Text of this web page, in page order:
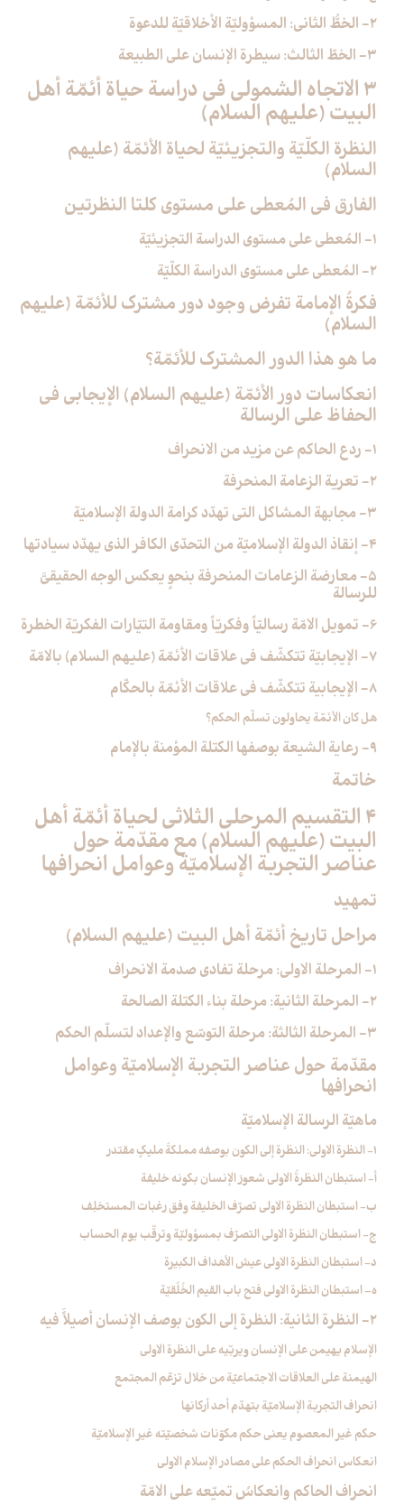
2- الخطُّ الثاني: المسؤوليّة الأخلاقيّة للدعوة
3- الخطّ الثالث: سيطرة الإنسان على الطبيعة
3 الاتجاه الشمولي في دراسة حياة أئمّة أهل
البيت (عليهم السلام)
النظرة الكلّيّة والتجزيئيّة لحياة الأئمّة (عليهم
السلام)
الفارق في المُعطى على مستوى كلتا النظرتين
1- المُعطى على مستوى الدراسة التجزيئيّة
2- المُعطى على مستوى الدراسة الكلّيّة
فكرةُ الإمامة تفرض وجود دور مشترك للأئمّة (عليهم
السلام)
ما هو هذا الدور المشترك للأئمّة؟
انعكاسات دور الأئمّة (عليهم السلام) الإيجابي في
الحفاظ على الرسالة
1- ردع الحاكم عن مزيد من الانحراف
2- تعرية الزعامة المنحرفة
3- مجابهة المشاكل التي تهدّد كرامة الدولة الإسلاميّة
4- إنقاذ الدولة الإسلاميّة من التحدّي الكافر الذي يهدّد سيادتها
5- معارضة الزعامات المنحرفة بنحوٍ يعكس الوجه الحقيقيَّ
للرسالة
6- تمويل الامّة رساليّاً وفكريّاً ومقاومة التيّارات الفكريّة الخطرة
7- الإيجابيّة تتكشّف في علاقات الأئمّة (عليهم السلام) بالامّة
8- الإيجابية تتكشّف في علاقات الأئمّة بالحكّام‏
هل كان الأئمّة يحاولون تسلّم‏ الحكم؟
9- رعاية الشيعة بوصفها الكتلة المؤمنة بالإمام‏
خاتمة
4 التقسيم المرحلي الثلاثي لحياة أئمّة أهل
البيت (عليهم السلام) مع مقدّمة حول
عناصر التجربة الإسلاميّة وعوامل انحرافها
تمهيد
مراحل تاريخ أئمّة أهل البيت (عليهم السلام)
1- المرحلة الاولى: مرحلة تفادي صدمة الانحراف
2- المرحلة الثانية: مرحلة بناء الكتلة الصالحة
3- المرحلة الثالثة: مرحلة التوسّع والإعداد لتسلّم الحكم
مقدّمة حول عناصر التجربة الإسلاميّة وعوامل
انحرافها
ماهيّة الرسالة الإسلاميّة
1- النظرة الاولى: النظرة إلى الكون بوصفه مملكةَ مليكٍ مقتدر
أ- استبطان النظرةُ الاولى شعورَ الإنسان بكونه خليفة
ب- استبطان النظرة الاولى تصرّف الخليفة وفق رغبات المستخلِف
ج- استبطان النظرة الاولى التصرّف بمسؤوليّة وترقّب يوم الحساب
د- استبطان النظرة الاولى عيش الأهداف الكبيرة
ه– استبطان النظرة الاولى فتح باب القيم الخُلُقيّة
2- النظرة الثانية: النظرة إلى الكون بوصف الإنسان أصيلَاً فيه
الإسلام يهيمن على الإنسان ويربّيه على النظرة الاولى
الهيمنة على العلاقات الاجتماعيّة من خلال تزعّم المجتمع
انحراف التجربة الإسلاميّة بتهدّم أحد أركانها
حكم غير المعصوم يعني حكم مكوّنات شخصيّته غير الإسلاميّة
انعكاس انحراف الحكم على مصادر الإسلام الاولى
انحراف الحاكم وانعكاسُ تميّعه على الامّة